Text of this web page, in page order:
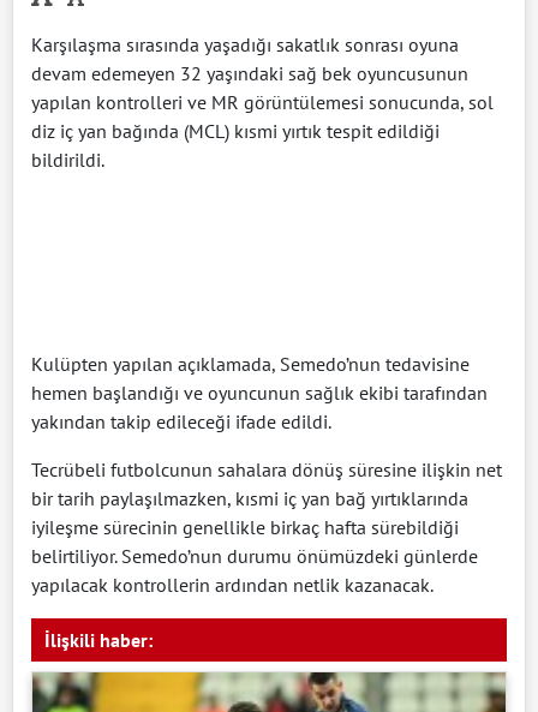
Karşılaşma sırasında yaşadığı sakatlık sonrası oyuna
devam edemeyen 32 yaşındaki sağ bek oyuncusunun
yapılan kontrolleri ve MR görüntülemesi sonucunda, sol
diz iç yan bağında (MCL) kısmi yırtık tespit edildiği
bildirildi.
Kulüpten yapılan açıklamada, Semedo’nun tedavisine
hemen başlandığı ve oyuncunun sağlık ekibi tarafından
yakından takip edileceği ifade edildi.
Tecrübeli futbolcunun sahalara dönüş süresine ilişkin net
bir tarih paylaşılmazken, kısmi iç yan bağ yırtıklarında
iyileşme sürecinin genellikle birkaç hafta sürebildiği
belirtiliyor. Semedo’nun durumu önümüzdeki günlerde
yapılacak kontrollerin ardından netlik kazanacak.
İlişkili haber: